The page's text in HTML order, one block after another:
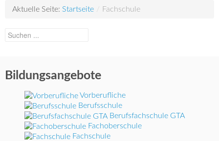
Aktuelle Seite: Startseite / Fachschule
Bildungsangebote
Vorberufliche
Berufsschule
Berufsfachschule GTA
Fachoberschule
Fachschule